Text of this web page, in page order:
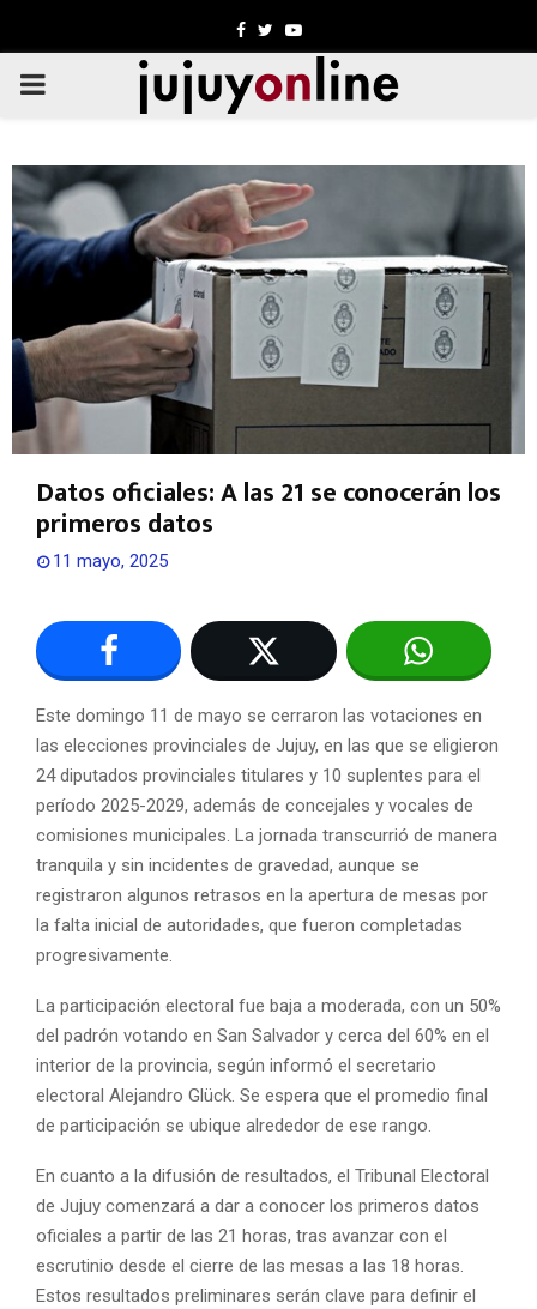
Facebook
TwitterYoutube
PRIMARY
Datos oficiales: A las 21 se conocerán los
primeros datos
11 mayo, 2025
Este domingo 11 de mayo se cerraron las votaciones en
las elecciones provinciales de Jujuy, en las que se eligieron
24 diputados provinciales titulares y 10 suplentes para el
período 2025-2029, además de concejales y vocales de
comisiones municipales. La jornada transcurrió de manera
tranquila y sin incidentes de gravedad, aunque se
registraron algunos retrasos en la apertura de mesas por
la falta inicial de autoridades, que fueron completadas
progresivamente.
La participación electoral fue baja a moderada, con un 50%
del padrón votando en San Salvador y cerca del 60% en el
interior de la provincia, según informó el secretario
electoral Alejandro Glück. Se espera que el promedio final
de participación se ubique alrededor de ese rango.
En cuanto a la difusión de resultados, el Tribunal Electoral
de Jujuy comenzará a dar a conocer los primeros datos
oficiales a partir de las 21 horas, tras avanzar con el
escrutinio desde el cierre de las mesas a las 18 horas.
Estos resultados preliminares serán clave para definir el